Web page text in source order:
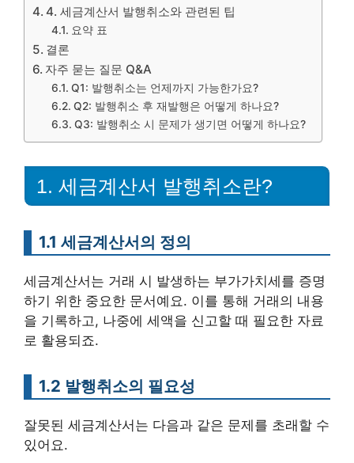
4. 세금계산서 발행취소와 관련된 팁
요약 표
결론
자주 묻는 질문 Q&A
Q1: 발행취소는 언제까지 가능한가요?
Q2: 발행취소 후 재발행은 어떻게 하나요?
Q3: 발행취소 시 문제가 생기면 어떻게 하나요?
1. 세금계산서 발행취소란?
1.1 세금계산서의 정의
세금계산서는 거래 시 발생하는 부가가치세를 증명
하기 위한 중요한 문서예요. 이를 통해 거래의 내용
을 기록하고, 나중에 세액을 신고할 때 필요한 자료
로 활용되죠.
1.2 발행취소의 필요성
잘못된 세금계산서는 다음과 같은 문제를 초래할 수
있어요.